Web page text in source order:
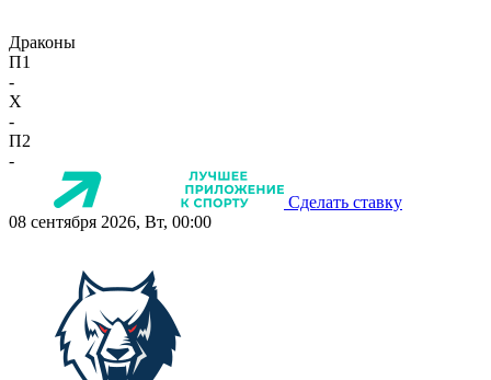
Драконы
П1
-
X
-
П2
-
Сделать ставку
08 сентября 2026, Вт, 00:00